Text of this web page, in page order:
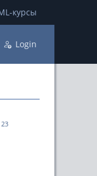
курсы
Login
23